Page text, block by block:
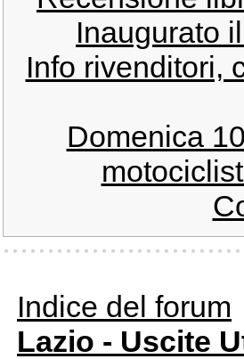
Inaugurato
Info rivenditori,
Domenica
Indice del forum
Lazio - Uscite